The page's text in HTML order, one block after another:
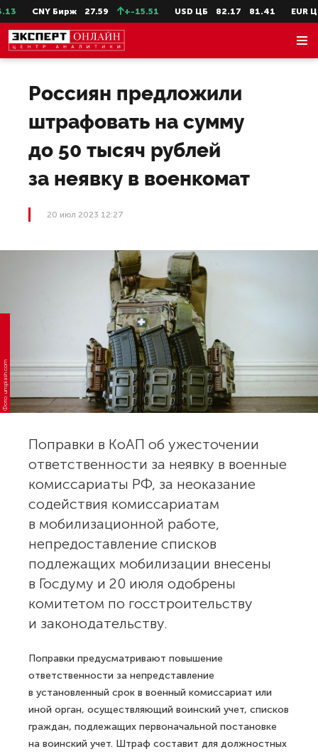
CNY Бирж 27.59 +-15.51 USD ЦБ 82.17 81.41 EUR ЦБ
Россиян предложили
штрафовать на сумму
до 50 тысяч рублей
за неявку в военкомат
20 июл 2023 12:27
Фото: unsplash.com
Поправки в КоАП об ужесточении
ответственности за неявку в военные
комиссариаты РФ, за неоказание
содействия комиссариатам
в мобилизационной работе,
непредоставление списков
подлежащих мобилизации внесены
в Госдуму и 20 июля одобрены
комитетом по госстроительству
и законодательству.
Поправки предусматривают повышение
ответственности за непредставление
в установленный срок в военный комиссариат или
иной орган, осуществляющий воинский учет, списков
граждан, подлежащих первоначальной постановке
на воинский учет. Штраф составит для должностных